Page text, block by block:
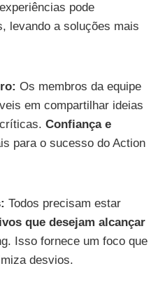
pode
levando a soluções mais
Os membros da equipe
em compartilhar ideias
Confiança e
para o sucesso do Action
Todos precisam estar
que desejam alcançar
Isso fornece um foco que
desvios.